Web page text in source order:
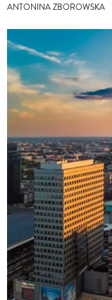
ANTONINA ZBOROWSKA